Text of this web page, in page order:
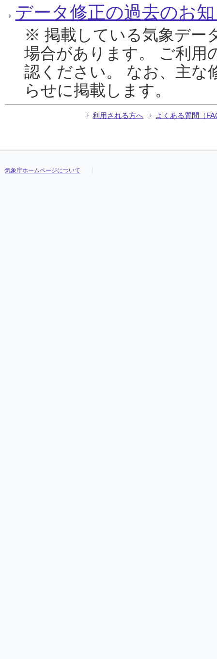
データ修正の過去のお
※ 掲載している気象デー
場合があります。 ご利用
認ください。 なお、主な
らせに掲載します。
利用される方へ よくある質問（
気象庁ホームページについて